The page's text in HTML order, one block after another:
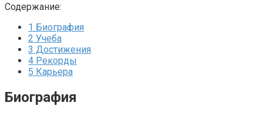
Содержание:
1 Биография
2 Учеба
3 Достижения
4 Рекорды
5 Карьера
Биография